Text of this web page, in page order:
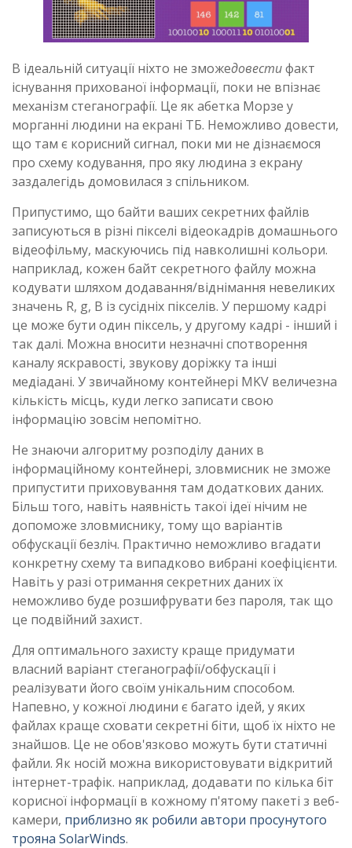
В ідеальній ситуації ніхто не зможедовестифакт
існування прихованої інформації, поки не впізнає
механізм стеганографії. Це як абетка Морзе у
морганні людини на екрані ТБ. Неможливо довести,
що там є корисний сигнал, поки ми не дізнаємося
про схему кодування, про яку людина з екрану
заздалегідь домовилася з спільником.
Припустимо, що байти ваших секретних файлів
записуються в різні пікселі відеокадрів домашнього
відеофільму, маскуючись під навколишні кольори.
наприклад, кожен байт секретного файлу можна
кодувати шляхом додавання/віднімання невеликих
значень R, g, B із сусідніх пікселів. У першому кадрі
це може бути один піксель, у другому кадрі - інший і
так далі. Можна вносити незначні спотворення
каналу яскравості, звукову доріжку та інші
медіадані. У звичайному контейнері MKV величезна
кількість місць, куди легко записати свою
інформацію зовсім непомітно.
Не знаючи алгоритму розподілу даних в
інформаційному контейнері, зловмисник не зможе
припустити приховування там додаткових даних.
Більш того, навіть наявність такої ідеї нічим не
допоможе зловмиснику, тому що варіантів
обфускації безліч. Практично неможливо вгадати
конкретну схему та випадково вибрані коефіцієнти.
Навіть у разі отримання секретних даних їх
неможливо буде розшифрувати без пароля, так що
це подвійний захист.
Для оптимального захисту краще придумати
власний варіант стеганографії/обфускації і
реалізувати його своїм унікальним способом.
Напевно, у кожної людини є багато ідей, у яких
файлах краще сховати секретні біти, щоб їх ніхто не
знайшов. Це не обов'язково можуть бути статичні
файли. Як носій можна використовувати відкритий
інтернет-трафік. наприклад, додавати по кілька біт
корисної інформації в кожному п'ятому пакеті з веб-
камери, приблизно як робили автори просунутого
трояна SolarWinds.